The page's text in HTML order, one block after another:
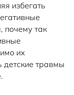
избегать
почему так
их
детские травмы